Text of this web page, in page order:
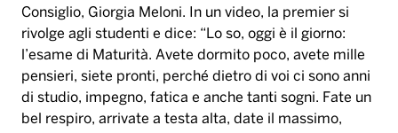
Consiglio, Giorgia Meloni. In un video, la premier si
rivolge agli studenti e dice: “Lo so, oggi è il giorno:
l’esame di Maturità. Avete dormito poco, avete mille
pensieri, siete pronti, perché dietro di voi ci sono anni
di studio, impegno, fatica e anche tanti sogni. Fate un
bel respiro, arrivate a testa alta, date il massimo,